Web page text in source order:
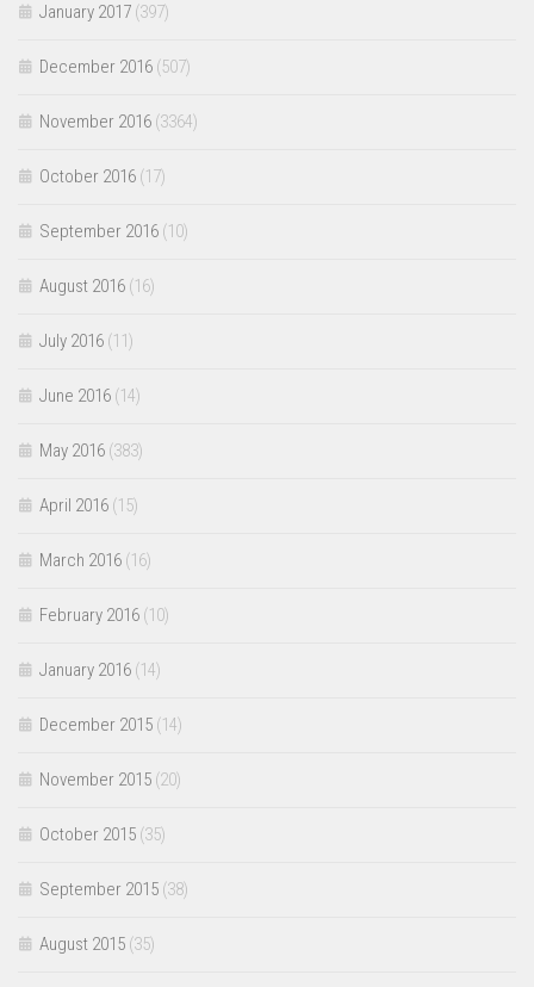
January 2017 (397)
December 2016 (507)
November 2016 (3364)
October 2016 (17)
September 2016 (10)
August 2016 (16)
July 2016 (11)
June 2016 (14)
May 2016 (383)
April 2016 (15)
March 2016 (16)
February 2016 (10)
January 2016 (14)
December 2015 (14)
November 2015 (20)
October 2015 (35)
September 2015 (38)
August 2015 (35)